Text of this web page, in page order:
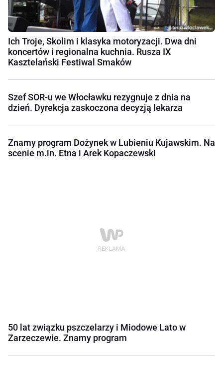
Ich Troje, Skolim i klasyka motoryzacji. Dwa dni
koncertów i regionalna kuchnia. Rusza IX
Kasztelański Festiwal Smaków
Szef SOR-u we Włocławku rezygnuje z dnia na
dzień. Dyrekcja zaskoczona decyzją lekarza
Znamy program Dożynek w Lubieniu Kujawskim. Na
scenie m.in. Etna i Arek Kopaczewski
50 lat związku pszczelarzy i Miodowe Lato w
Zarzeczewie. Znamy program